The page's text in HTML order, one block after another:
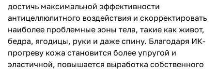
достичь максимальной эффективности
антицеллюлитного воздействия и скорректировать
наиболее проблемные зоны тела, такие как живот,
бедра, ягодицы, руки и даже спину. Благодаря ИК-
прогреву кожа становится более упругой и
эластичной, повышается выработка собственного